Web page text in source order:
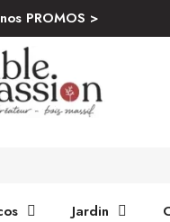
PROMOS >
Jardin